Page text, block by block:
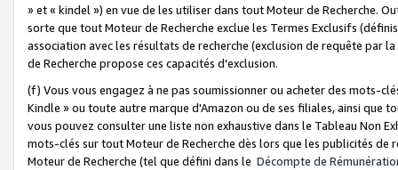
» et « kindel ») en vue de les utiliser dans tout Moteur de Recherche.
sorte que tout Moteur de Recherche exclue les Termes Exclusifs
association avec les résultats de recherche (exclusion de requête
de Recherche propose ces capacités d'exclusion.
(f) Vous vous engagez à ne pas soumissionner ou acheter des mots-
Kindle » ou toute autre marque d'Amazon ou de ses filiales, ainsi que
vous pouvez consulter une liste non exhaustive dans le Tableau Non
mots-clés sur tout Moteur de Recherche dès lors que les publicités de
Moteur de Recherche (tel que défini dans le Décompte de